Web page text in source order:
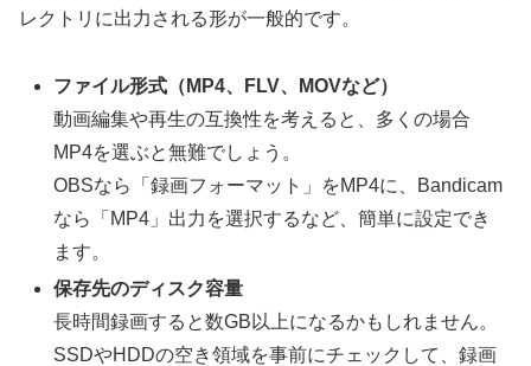
レクトリに出力される形が一般的です。
ファイル形式（MP4、FLV、MOVなど）
動画編集や再生の互換性を考えると、多くの場合
MP4を選ぶと無難でしょう。
OBSなら「録画フォーマット」をMP4に、Bandicam
なら「MP4」出力を選択するなど、簡単に設定でき
ます。
保存先のディスク容量
長時間録画すると数GB以上になるかもしれません。
SSDやHDDの空き領域を事前にチェックして、録画